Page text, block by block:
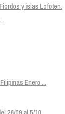
y islas Lofoten.
Enero ...